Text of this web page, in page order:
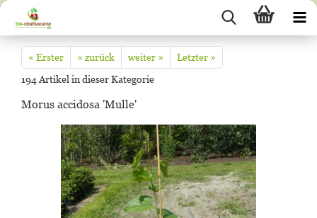
« Erster « zurück weiter »
Letzter »
194 Artikel in dieser Kategorie
Morus accidosa 'Mulle'